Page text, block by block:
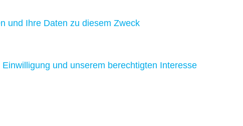
und Ihre Daten zu diesem Zweck
und unserem berechtigten Interesse